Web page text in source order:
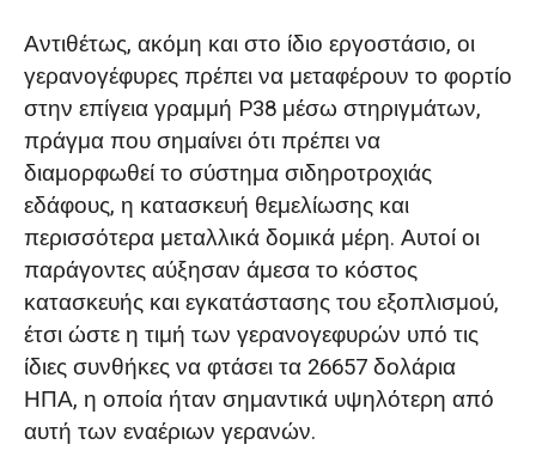
Αντιθέτως, ακόμη και στο ίδιο εργοστάσιο, οι
γερανογέφυρες πρέπει να μεταφέρουν το φορτίο
στην επίγεια γραμμή P38 μέσω στηριγμάτων,
πράγμα που σημαίνει ότι πρέπει να
διαμορφωθεί το σύστημα σιδηροτροχιάς
εδάφους, η κατασκευή θεμελίωσης και
περισσότερα μεταλλικά δομικά μέρη. Αυτοί οι
παράγοντες αύξησαν άμεσα το κόστος
κατασκευής και εγκατάστασης του εξοπλισμού,
έτσι ώστε η τιμή των γερανογεφυρών υπό τις
ίδιες συνθήκες να φτάσει τα 26657 δολάρια
ΗΠΑ, η οποία ήταν σημαντικά υψηλότερη από
αυτή των εναέριων γερανών.